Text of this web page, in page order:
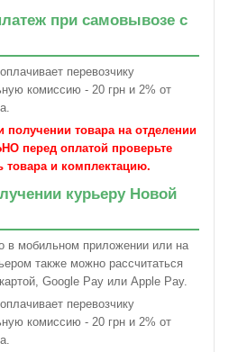
при самовывозе с
перевозчику
комиссию - 20 грн и 2% от
получении товара на отделении
перед оплатой проверьте
товара и комплектацию.
курьеру Новой
в мобильном приложении или на
также можно рассчитаться
Google Pay или Apple Pay.
перевозчику
комиссию - 20 грн и 2% от